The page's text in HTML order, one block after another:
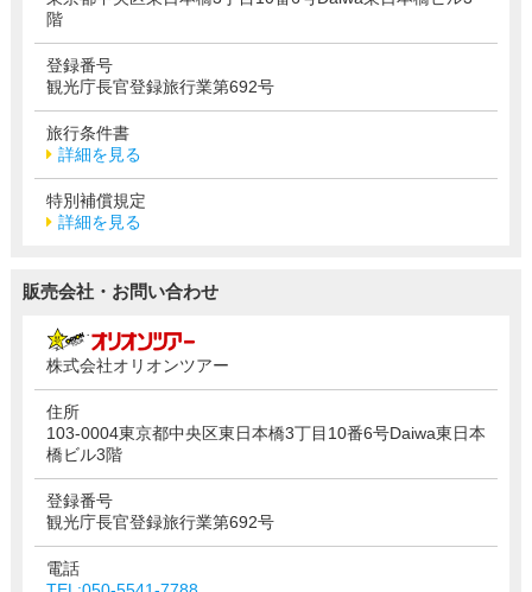
階
登録番号
観光庁長官登録旅行業第692号
旅行条件書
詳細を見る
特別補償規定
詳細を見る
販売会社・お問い合わせ
株式会社オリオンツアー
住所
103-0004東京都中央区東日本橋3丁目10番6号Daiwa東日本
橋ビル3階
登録番号
観光庁長官登録旅行業第692号
電話